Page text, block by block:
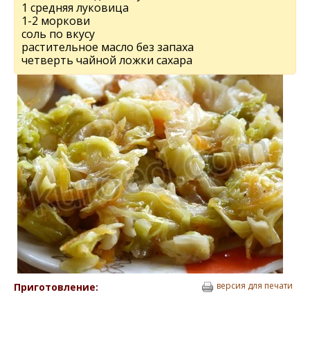
1 средняя луковица
1-2 моркови
соль по вкусу
растительное масло без запаха
четверть чайной ложки сахара
Приготовление: версия для печати